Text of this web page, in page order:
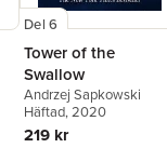
Del 6
Tower of the
Swallow
Andrzej Sapkowski
Häftad, 2020
219 kr